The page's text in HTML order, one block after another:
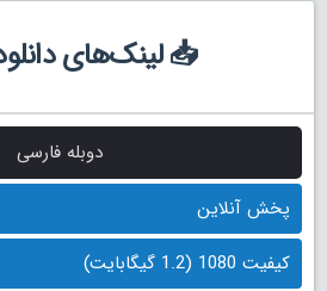
📥 لینک‌های
دوبله فارسی
پخش آنلاین
کیفیت 1080 (1.2 گیگابایت)